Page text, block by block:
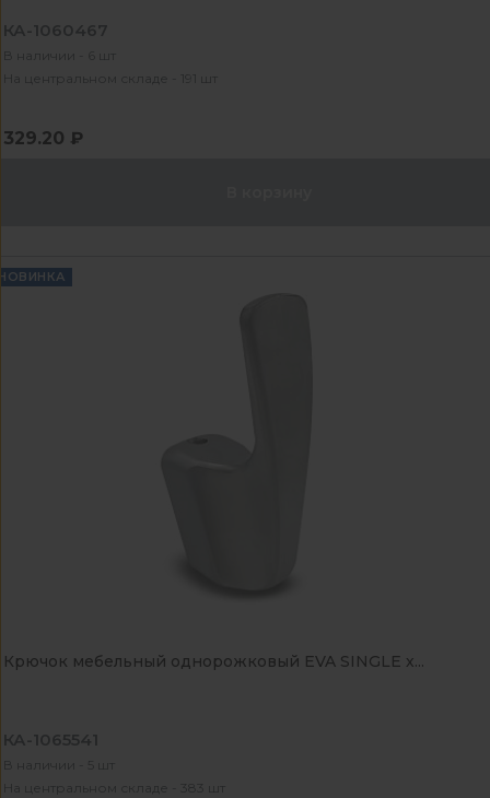
КА-1060467
В наличии - 6 шт
На центральном складе - 191 шт
329.20 ₽
Крючок мебельный однорожковый EVA SINGLE х...
КА-1065541
В наличии - 5 шт
На центральном складе - 383 шт